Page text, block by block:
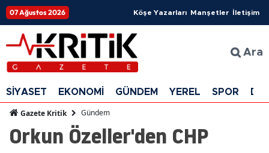
07 Ağustos 2026 Köşe Yazarları Manşetler İletişim
Ara
SİYASET EKONOMİ GÜNDEM YEREL SPOR
Gazete Kritik Gündem
Orkun Özeller'den CHP